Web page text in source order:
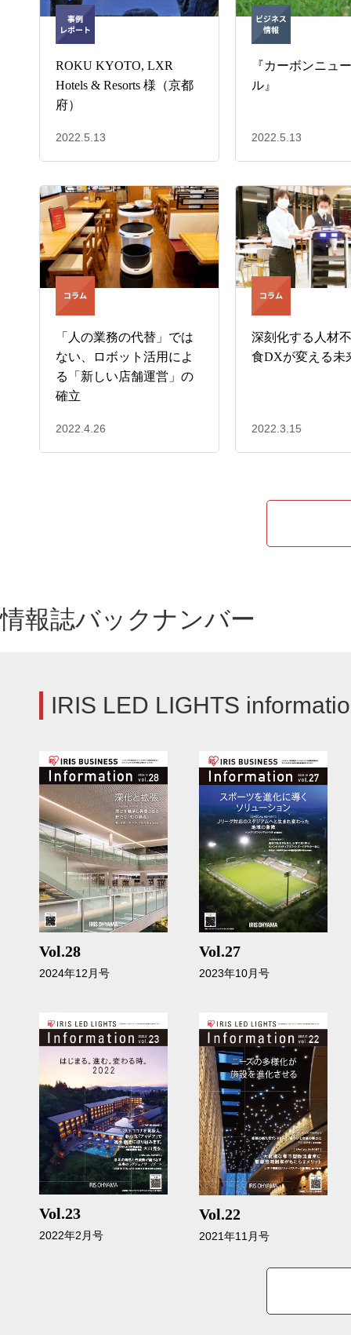
ROKU KYOTO, LXR
Hotels & Resorts 様（京都
府）
2022.5.13
『カーボンニュ
ル』
2022.5.13
「人の業務の代替」では
ない、ロボット活用によ
る「新しい店舗運営」の
確立
2022.4.26
深刻化する人材
食DXが変える未
2022.3.15
情報誌バックナンバー
IRIS LED LIGHTS
Vol.28
2024年12月号
Vol.27
2023年10月号
Vol.23
2022年2月号
Vol.22
2021年11月号